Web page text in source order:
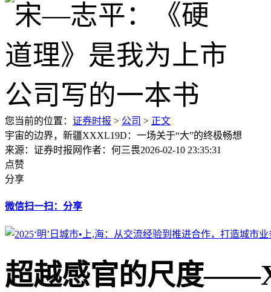
您当前的位置： 证券时报 > 公司 > 正文
宇宙的边界，新疆XXXL19D：一场关于“大”的终极畅想
来源：证券时报网作者：何三畏2026-02-10 23:35:31
点赞
分享
微信扫一扫：分享
超越感官的尺度